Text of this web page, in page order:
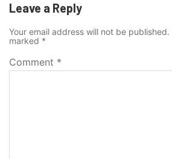
Leave a Reply
Your email address will not be published.
marked *
Comment *